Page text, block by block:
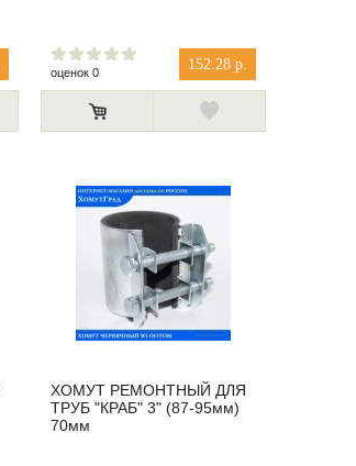
152.28 р.
оценок 0
ХОМУТ РЕМОНТНЫЙ ДЛЯ
ТРУБ "КРАБ" 3" (87-95мм)
70мм